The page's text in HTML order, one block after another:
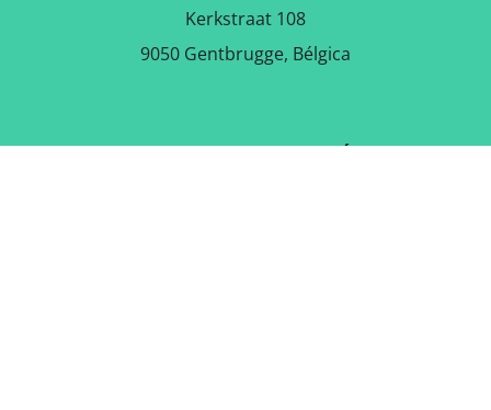
Kerkstraat 108
9050 Gentbrugge, Bélgica
DESCARGAR LA APLICACIÓN